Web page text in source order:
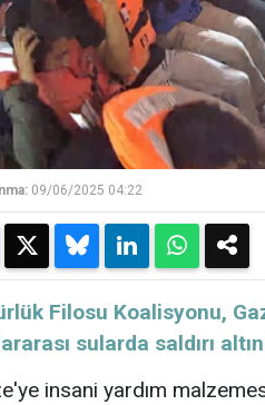
09/06/2025 04:22
Filosu Koalisyonu,
sularda saldırı
insani yardım